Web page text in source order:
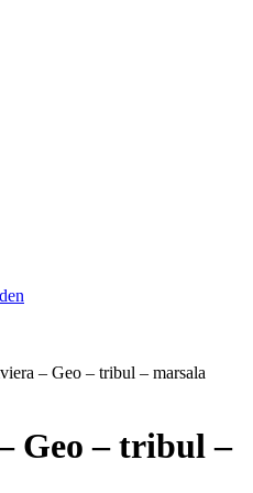
– Geo – tribul – marsala
Geo – tribul –